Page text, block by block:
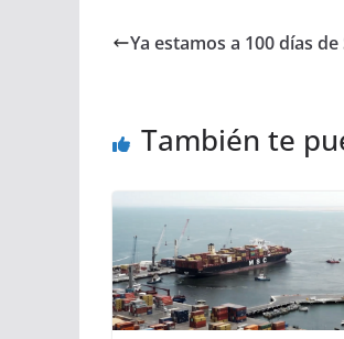
Ya estamos a 100 días
También te